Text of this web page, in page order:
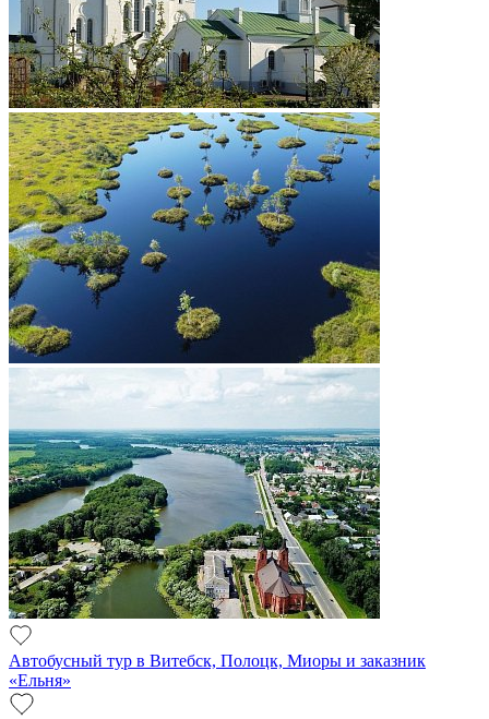
Автобусный тур в Витебск, Полоцк, Миоры и заказник
«Ельня»